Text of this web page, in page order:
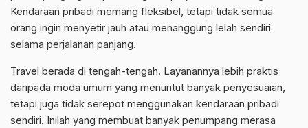
Kendaraan pribadi memang fleksibel, tetapi tidak semua
orang ingin menyetir jauh atau menanggung lelah sendiri
selama perjalanan panjang.
Travel berada di tengah-tengah. Layanannya lebih praktis
daripada moda umum yang menuntut banyak penyesuaian,
tetapi juga tidak serepot menggunakan kendaraan pribadi
sendiri. Inilah yang membuat banyak penumpang merasa